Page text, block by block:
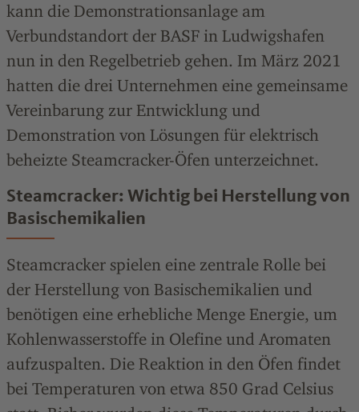
kann die Demonstrationsanlage am
Verbundstandort der BASF in Ludwigshafen
nun in den Regelbetrieb gehen. Im März 2021
hatten die drei Unternehmen eine gemeinsame
Vereinbarung zur Entwicklung und
Demonstration von Lösungen für elektrisch
beheizte Steamcracker-Öfen unterzeichnet.
Steamcracker: Wichtig bei Herstellung von
Basischemikalien
Steamcracker spielen eine zentrale Rolle bei
der Herstellung von Basischemikalien und
benötigen eine erhebliche Menge Energie, um
Kohlenwasserstoffe in Olefine und Aromaten
aufzuspalten. Die Reaktion in den Öfen findet
bei Temperaturen von etwa 850 Grad Celsius